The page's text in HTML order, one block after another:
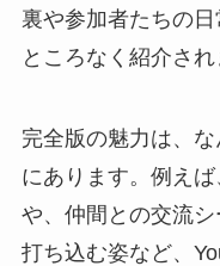
裏や参加者たちの
ところなく紹介され
完全版の魅力は、
にあります。例え
や、仲間との交流
打ち込む姿など、